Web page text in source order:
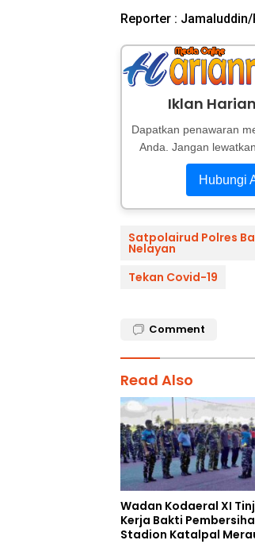
Reporter : Jamaluddin/
Iklan
Dapatkan penawaran
Anda. Jangan
Hubungi
Satpolairud Polres
Nelayan
Tekan Covid-19
Comment
Read Also
Wadan Kodaeral XI
Kerja Bakti
Stadion Katalpal